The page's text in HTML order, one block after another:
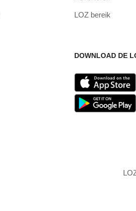
LOZ bereik
DOWNLOAD DE